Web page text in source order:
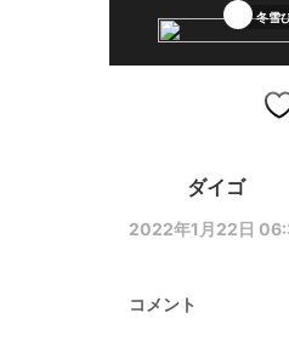
冬雪
ダイゴ
2022年1月22日
コメント